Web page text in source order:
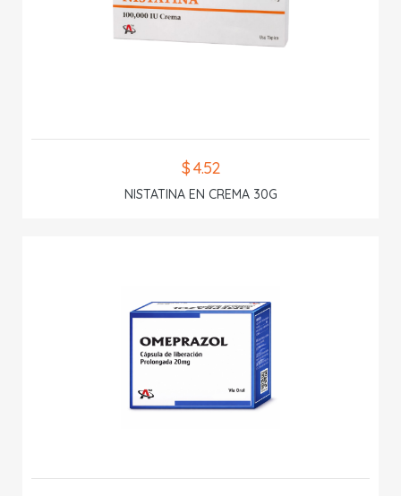
$ 4.52
NISTATINA EN CREMA 30G